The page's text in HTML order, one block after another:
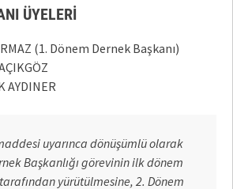
ÜYELERİ
(1. Dönem Dernek Başkanı)
AYDINER
uyarınca dönüşümlü olarak
Başkanlığı görevinin ilk dönem
yürütülmesine, 2. Dönem